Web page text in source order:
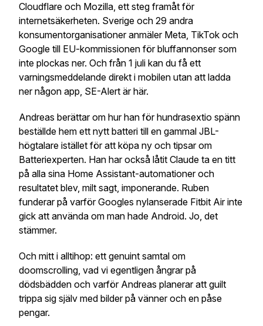
Cloudflare och Mozilla, ett steg framåt för
internetsäkerheten. Sverige och 29 andra
konsumentorganisationer anmäler Meta, TikTok och
Google till EU-kommissionen för bluffannonser som
inte plockas ner. Och från 1 juli kan du få ett
varningsmeddelande direkt i mobilen utan att ladda
ner någon app, SE-Alert är här.
Andreas berättar om hur han för hundrasextio spänn
beställde hem ett nytt batteri till en gammal JBL-
högtalare istället för att köpa ny och tipsar om
Batteriexperten. Han har också låtit Claude ta en titt
på alla sina Home Assistant-automationer och
resultatet blev, milt sagt, imponerande. Ruben
funderar på varför Googles nylanserade Fitbit Air inte
gick att använda om man hade Android. Jo, det
stämmer.
Och mitt i alltihop: ett genuint samtal om
doomscrolling, vad vi egentligen ångrar på
dödsbädden och varför Andreas planerar att guilt
trippa sig själv med bilder på vänner och en påse
pengar.